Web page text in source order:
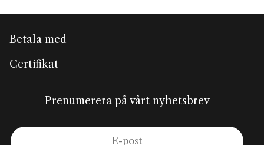
Betala med
Certifikat
Prenumerera på vårt nyhetsbrev